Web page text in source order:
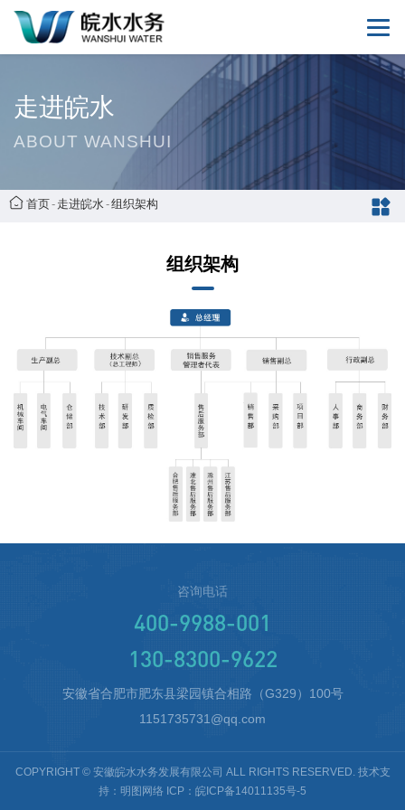
走进皖水
ABOUT WANSHUI
首页- 走进皖水 -组织架构
组织架构
咨询电话
400-9988-001
130-8300-9622
安徽省合肥市肥东县梁园镇合相路（G329）100号
1151735731@qq.com
COPYRIGHT © 安徽皖水水务发展有限公司 ALL RIGHTS RESERVED. 技术支
持： 明图网络 ICP： 皖ICP备14011135号-5
立即提交